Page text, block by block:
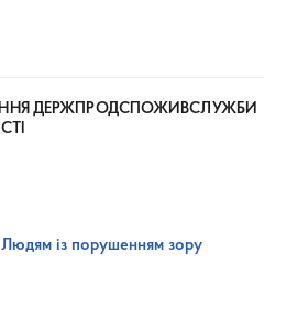
ДЕРЖПРОДСПОЖИВСЛУЖБИ
Людям із порушенням зору